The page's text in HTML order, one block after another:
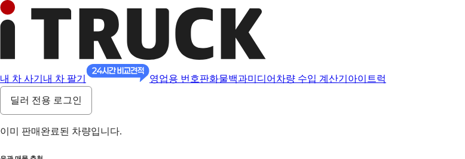
내 차 사기 내 차 팔기 영업용 번호판화물백과미디어 차량 수입 계산기 아이트럭
딜러 전용 로그인
이미 판매완료된 차량입니다.